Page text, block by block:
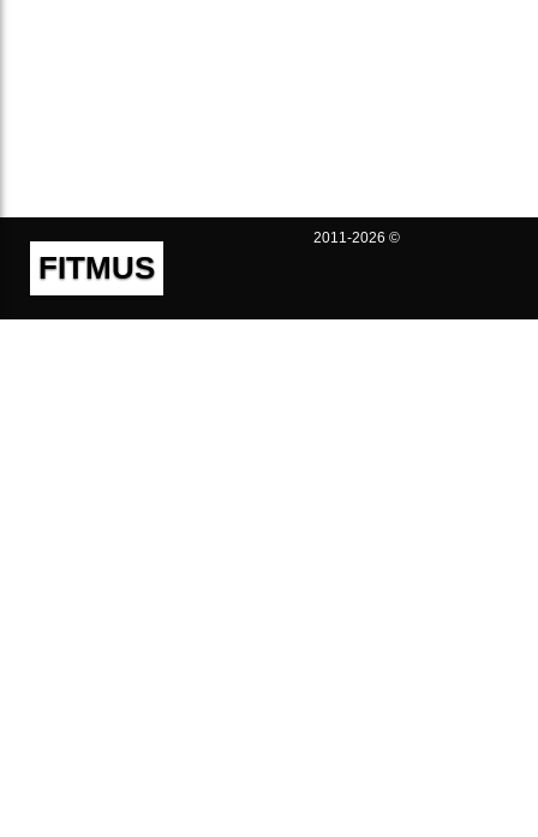
FITMUS
2011-2026 ©